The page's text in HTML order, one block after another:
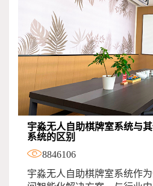
宇淼无人自助棋牌室系统与
系统的区别
8846106
宇淼无人自助棋牌室系统作